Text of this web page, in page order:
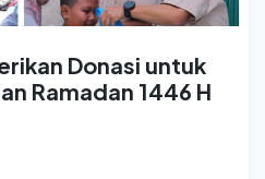
Donasi untuk
Ramadan 1446 H